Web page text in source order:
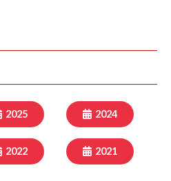
2025 2024
2022 2021